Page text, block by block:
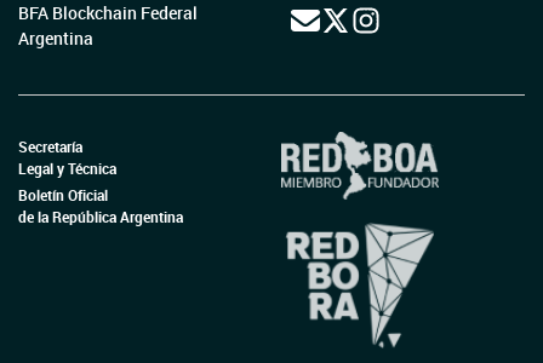
BFA Blockchain Federal
Argentina
Secretaría
Legal y Técnica
Boletín Oficial
de la República Argentina